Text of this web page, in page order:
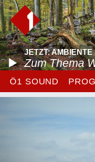
JETZT: AMBIENTE
Zum Thema
Ö1 SOUND